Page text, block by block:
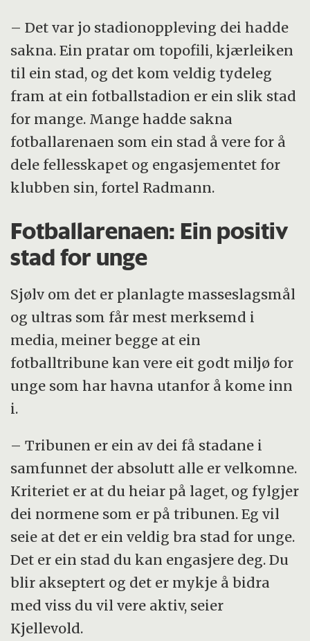
– Det var jo stadionoppleving dei hadde
sakna. Ein pratar om topofili, kjærleiken
til ein stad, og det kom veldig tydeleg
fram at ein fotballstadion er ein slik stad
for mange. Mange hadde sakna
fotballarenaen som ein stad å vere for å
dele fellesskapet og engasjementet for
klubben sin, fortel Radmann.
Fotballarenaen: Ein positiv
stad for unge
Sjølv om det er planlagte masseslagsmål
og ultras som får mest merksemd i
media, meiner begge at ein
fotballtribune kan vere eit godt miljø for
unge som har havna utanfor å kome inn
i.
– Tribunen er ein av dei få stadane i
samfunnet der absolutt alle er velkomne.
Kriteriet er at du heiar på laget, og fylgjer
dei normene som er på tribunen. Eg vil
seie at det er ein veldig bra stad for unge.
Det er ein stad du kan engasjere deg. Du
blir akseptert og det er mykje å bidra
med viss du vil vere aktiv, seier
Kjellevold.